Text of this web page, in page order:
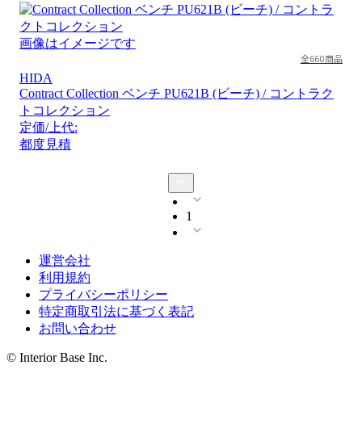
画像はイメージです
全660商品
HIDA
Contract Collection ベンチ PU621B (ビーチ) / コントラク
トコレクション
定価/上代:
都度見積
1
運営会社
利用規約
プライバシーポリシー
特定商取引法に基づく表記
お問い合わせ
© Interior Base Inc.